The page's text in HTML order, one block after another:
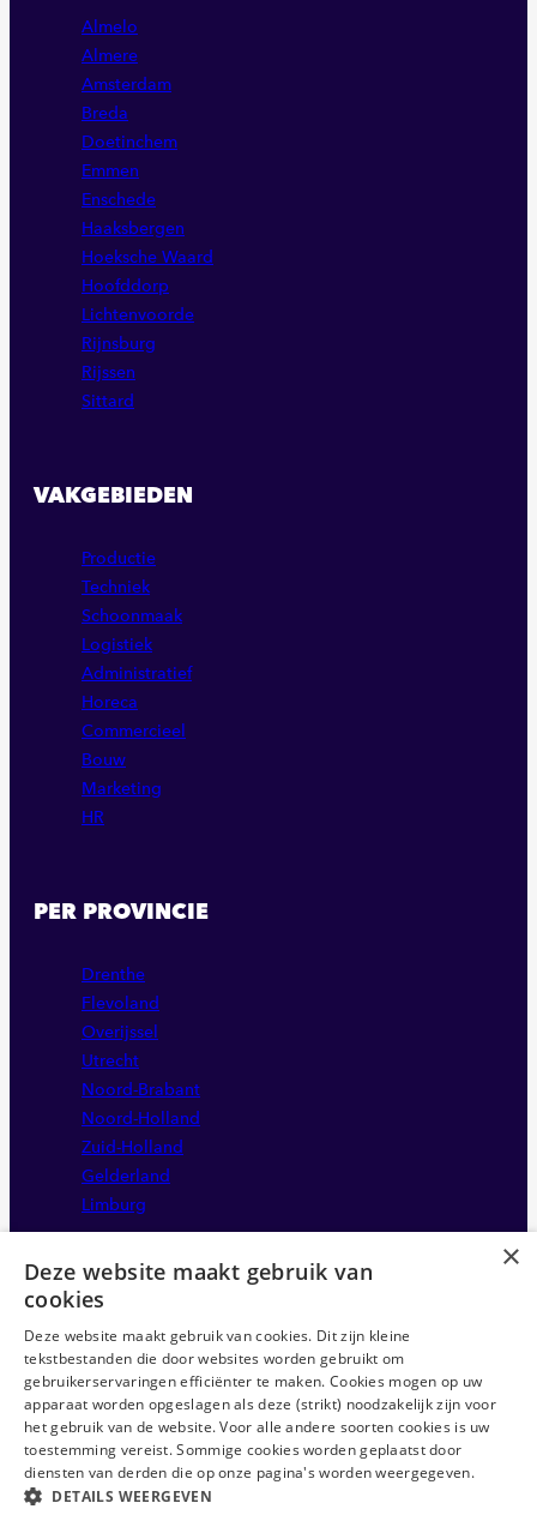
Almelo
Almere
Amsterdam
Breda
Doetinchem
Emmen
Enschede
Haaksbergen
Hoeksche Waard
Hoofddorp
Lichtenvoorde
Rijnsburg
Rijssen
Sittard
VAKGEBIEDEN
Productie
Techniek
Schoonmaak
Logistiek
Administratief
Horeca
Commercieel
Bouw
Marketing
HR
PER PROVINCIE
Drenthe
Flevoland
Overijssel
Utrecht
Noord-Brabant
Noord-Holland
Zuid-Holland
Gelderland
Limburg
Disclaimer
Sitemap
Privacystatement
Anti-discriminatie statement
×
Deze website maakt gebruik van
cookies
Deze website maakt gebruik van cookies. Dit zijn kleine
tekstbestanden die door websites worden gebruikt om
gebruikerservaringen efficiënter te maken. Cookies mogen op uw
apparaat worden opgeslagen als deze (strikt) noodzakelijk zijn voor
het gebruik van de website. Voor alle andere soorten cookies is uw
toestemming vereist. Sommige cookies worden geplaatst door
diensten van derden die op onze pagina's worden weergegeven.
DETAILS WEERGEVEN